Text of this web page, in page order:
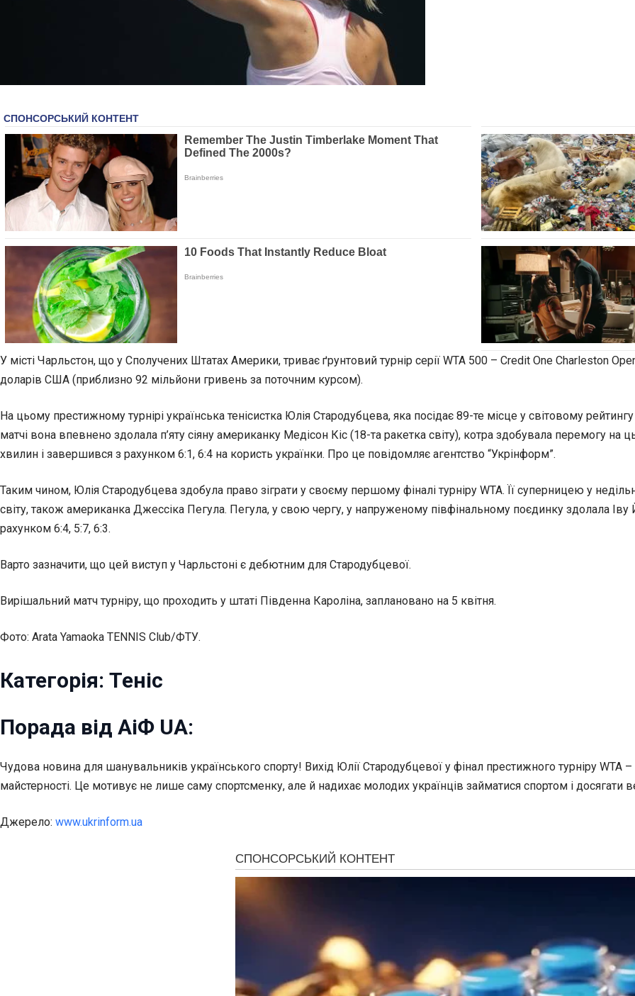
У місті Чарльстон, що у Сполучених Штатах Америки, триває ґрунтовий турнір серії WTA 500 – Credit One Charleston
доларів США (приблизно 92 мільйони гривень за поточним курсом).
На цьому престижному турнірі українська тенісистка Юлія Стародубцева, яка посідає 89-те місце у світовому
матчі вона впевнено здолала п’яту сіяну американку Медісон Кіс (18-та ракетка світу), котра здобувала перемогу на
хвилин і завершився з рахунком 6:1, 6:4 на користь українки. Про це повідомляє агентство “Укрінформ”.
Таким чином, Юлія Стародубцева здобула право зіграти у своєму першому фіналі турніру WTA. Її суперницею у
світу, також американка Джессіка Пегула. Пегула, у свою чергу, у напруженому півфінальному поєдинку здолала Іву
рахунком 6:4, 5:7, 6:3.
Варто зазначити, що цей виступ у Чарльстоні є дебютним для Стародубцевої.
Вирішальний матч турніру, що проходить у штаті Південна Кароліна, заплановано на 5 квітня.
Фото: Arata Yamaoka TENNIS Club/ФТУ.
Категорія: Теніс
Порада від АіФ UA:
Чудова новина для шанувальників українського спорту! Вихід Юлії Стародубцевої у фінал престижного турніру WTA
майстерності. Це мотивує не лише саму спортсменку, але й надихає молодих українців займатися спортом і досягати
Джерело: www.ukrinform.ua